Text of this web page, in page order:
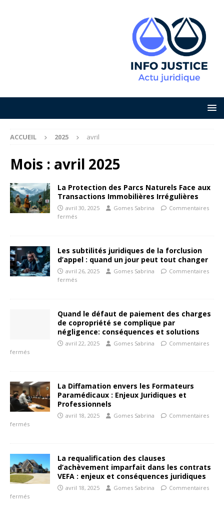
ACCUEIL 2025 avril
Mois : avril 2025
La Protection des Parcs Naturels Face aux
Transactions Immobilières Irrégulières
avril 30, 2025 Gomes Sabrina
Commentaires
fermés
Les subtilités juridiques de la forclusion
d’appel : quand un jour peut tout changer
avril 26, 2025 Gomes Sabrina
Commentaires
fermés
Quand le défaut de paiement des charges
de copropriété se complique par
négligence: conséquences et solutions
avril 22, 2025 Gomes Sabrina
Commentaires
fermés
La Diffamation envers les Formateurs
Paramédicaux : Enjeux Juridiques et
Professionnels
avril 18, 2025 Gomes Sabrina
Commentaires
fermés
La requalification des clauses
d’achèvement imparfait dans les contrats
VEFA : enjeux et conséquences juridiques
avril 18, 2025 Gomes Sabrina
Commentaires
fermés